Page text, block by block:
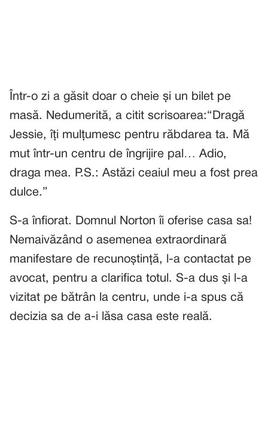
Într-o zi a găsit doar o cheie și un bilet pe
masă. Nedumerită, a citit scrisoarea:“Dragă
Jessie, îți mulțumesc pentru răbdarea ta. Mă
mut într-un centru de îngrijire pal… Adio,
draga mea. P.S.: Astăzi ceaiul meu a fost prea
dulce.”
S-a înfiorat. Domnul Norton îi oferise casa sa!
Nemaivăzând o asemenea extraordinară
manifestare de recunoștință, l-a contactat pe
avocat, pentru a clarifica totul. S-a dus și l-a
vizitat pe bătrân la centru, unde i-a spus că
decizia sa de a-i lăsa casa este reală.